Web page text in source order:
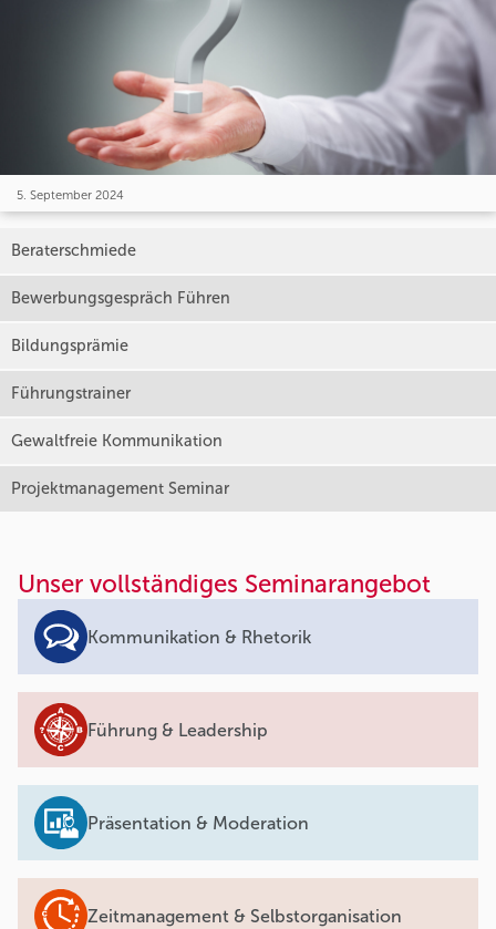
5. September 2024
Beraterschmiede
Bewerbungsgespräch Führen
Bildungsprämie
Führungstrainer
Gewaltfreie Kommunikation
Projektmanagement Seminar
Unser vollständiges Seminarangebot
Kommunikation & Rhetorik
Führung & Leadership
Präsentation & Moderation
Zeitmanagement & Selbstorganisation